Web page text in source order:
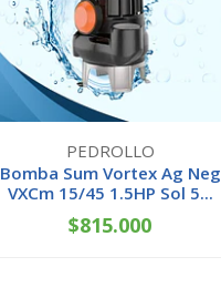
PEDROLLO
Bomba Sum Vortex Ag Neg
VXCm 15/45 1.5HP Sol 5...
+
$815.000